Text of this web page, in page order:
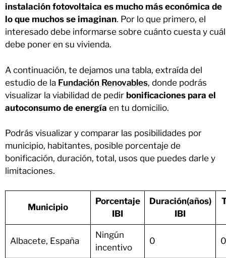
instalación fotovoltaica es mucho más económica de
lo que muchos se imaginan. Por lo que primero, el
interesado debe informarse sobre cuánto cuesta y cuál
debe poner en su vivienda.
A continuación, te dejamos una tabla, extraída del
estudio de la Fundación Renovables, donde podrás
visualizar la viabilidad de pedir bonificaciones para el
autoconsumo de energía en tu domicilio.
Podrás visualizar y comparar las posibilidades por
municipio, habitantes, posible porcentaje de
bonificación, duración, total, usos que puedes darle y
limitaciones.
Municipio
Porcentaje
IBI
Duración(años)
IBI
Albacete, España
Ningún
incentivo
0